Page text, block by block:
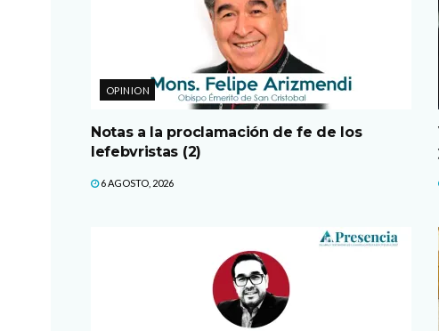
OPINION
Notas a la proclamación de fe de los
lefebvristas (2)
6 AGOSTO, 2026